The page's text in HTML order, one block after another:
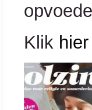
Klik hier